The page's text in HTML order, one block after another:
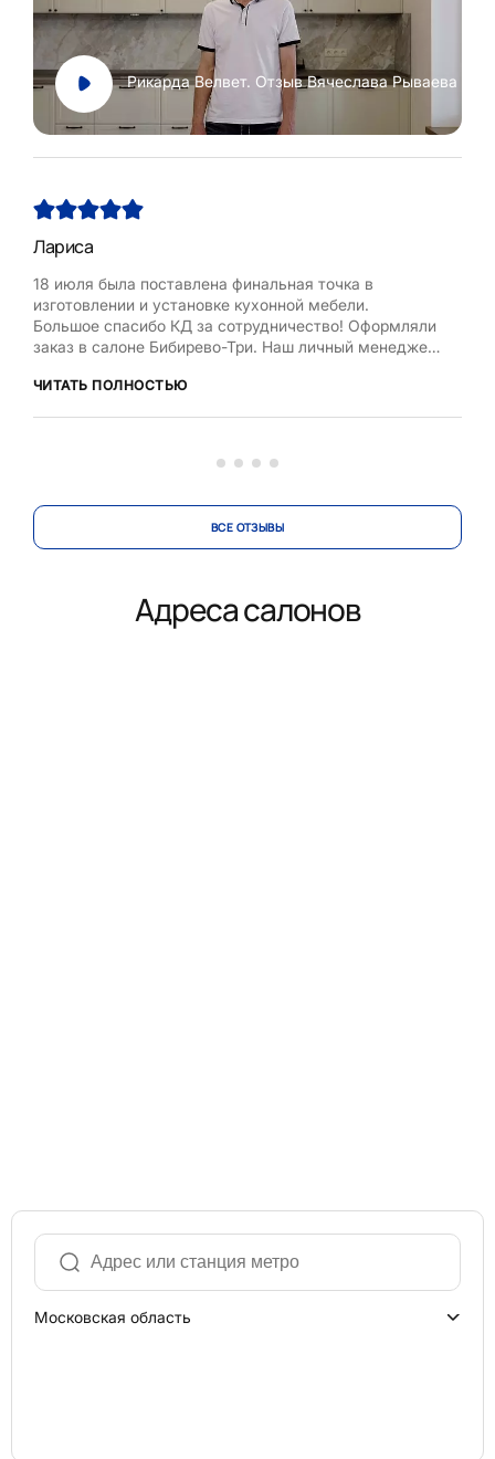
Рикарда Велвет. Отзыв Вячеслава Рываева
Лариса
18 июля была поставлена финальная точка в
изготовлении и установке кухонной мебели.
Большое спасибо КД за сотрудничество! Оформляли
заказ в салоне Бибирево-Три. Наш личный менеджер
оптимальный проект, исходя из маленькой площади
ЧИТАТЬ ПОЛНОСТЬЮ
ВСЕ ОТЗЫВЫ
Адреса салонов
Московская область